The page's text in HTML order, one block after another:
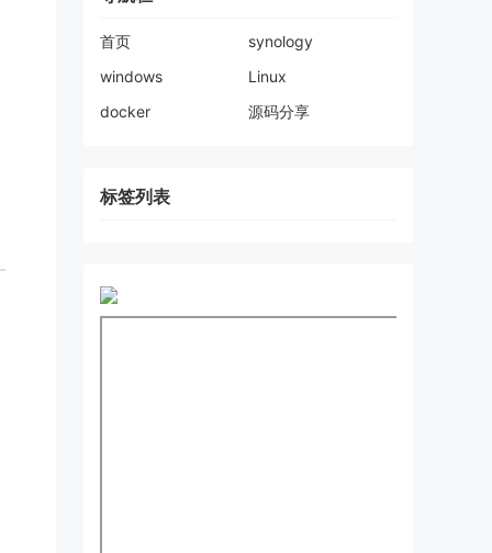
首页
synology
windows
Linux
docker
源码分享
标签列表